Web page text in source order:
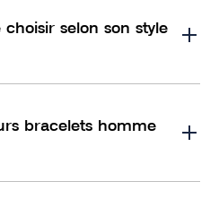
selon son style
bracelets homme